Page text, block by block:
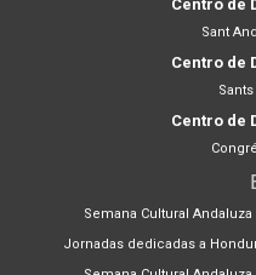
Centro de
Sant
Centro de
Centro de
Semana Cultural
Jornadas dedicadas a